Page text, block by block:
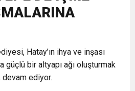
EMRAH
SELİ
ZİYARET
Hatay’ın ihya ve inşası
güçlü bir altyapı ağı oluşturmak
devam ediyor.